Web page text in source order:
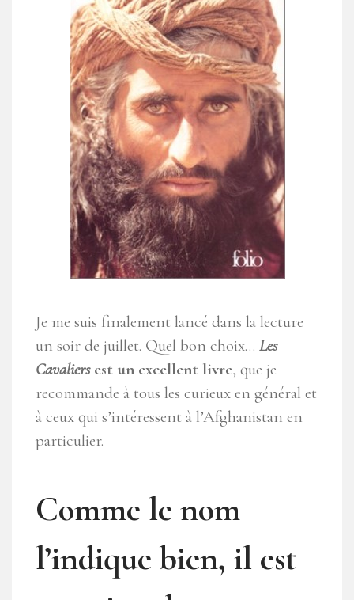
Je me suis finalement lancé dans la lecture
un soir de juillet. Quel bon choix… Les
Cavaliersest un excellent livre, que je
recommande à tous les curieux en général et
à ceux qui s’intéressent à l’Afghanistan en
particulier.
Comme le nom
l’indique bien, il est